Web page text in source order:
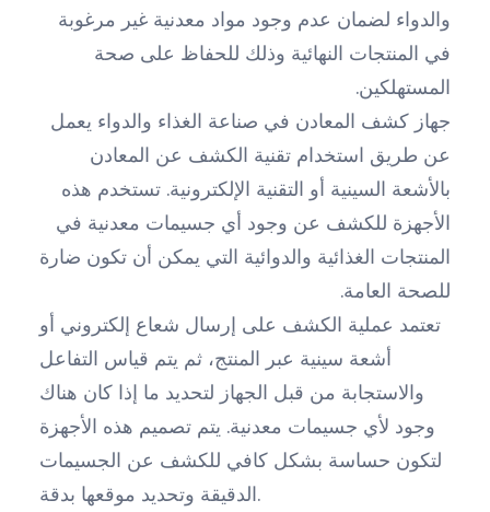
والدواء لضمان عدم وجود مواد معدنية غير مرغوبة
في المنتجات النهائية وذلك للحفاظ على صحة
المستهلكين.
جهاز كشف المعادن في صناعة الغذاء والدواء يعمل
عن طريق استخدام تقنية الكشف عن المعادن
بالأشعة السينية أو التقنية الإلكترونية. تستخدم هذه
الأجهزة للكشف عن وجود أي جسيمات معدنية في
المنتجات الغذائية والدوائية التي يمكن أن تكون ضارة
للصحة العامة.
تعتمد عملية الكشف على إرسال شعاع إلكتروني أو
أشعة سينية عبر المنتج، ثم يتم قياس التفاعل
والاستجابة من قبل الجهاز لتحديد ما إذا كان هناك
وجود لأي جسيمات معدنية. يتم تصميم هذه الأجهزة
لتكون حساسة بشكل كافي للكشف عن الجسيمات
الدقيقة وتحديد موقعها بدقة.